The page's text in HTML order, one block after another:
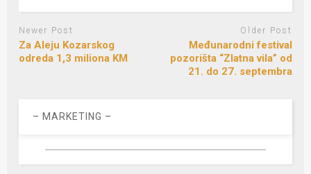
Newer Post
Za Aleju Kozarskog
odreda 1,3 miliona KM
Older Post
Međunarodni festival
pozorišta “Zlatna vila” od
21. do 27. septembra
– MARKETING –